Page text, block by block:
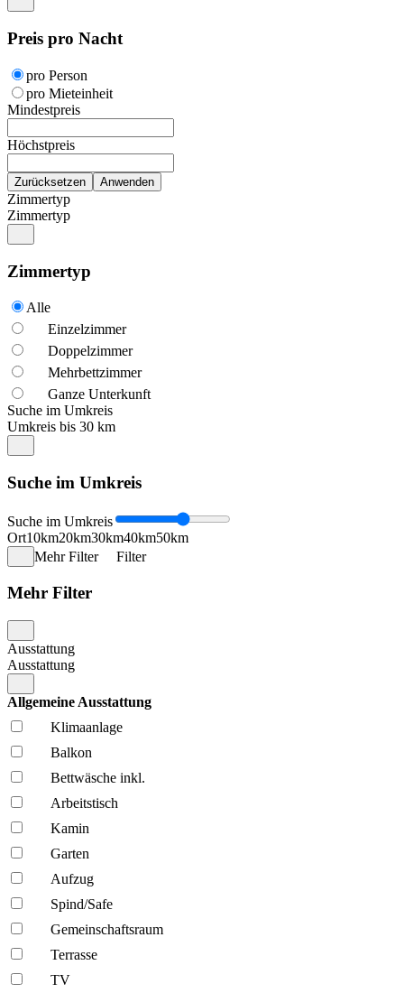
Preis pro Nacht
pro Person
pro Mieteinheit
Mindestpreis
Höchstpreis
Zimmertyp
Zimmertyp
Zimmertyp
Alle
Einzelzimmer
Doppelzimmer
Mehrbettzimmer
Ganze Unterkunft
Suche im Umkreis
Umkreis bis 30 km
Suche im Umkreis
Suche im Umkreis
Ort10km20km30km40km50km
Mehr Filter
Filter
Mehr Filter
Ausstattung
Ausstattung
Allgemeine Ausstattung
Klima­anlage
Balkon
Bettwäsche inkl.
Arbeitstisch
Kamin
Garten
Aufzug
Spind/Safe
Gemeinschafts­raum
Terrasse
TV